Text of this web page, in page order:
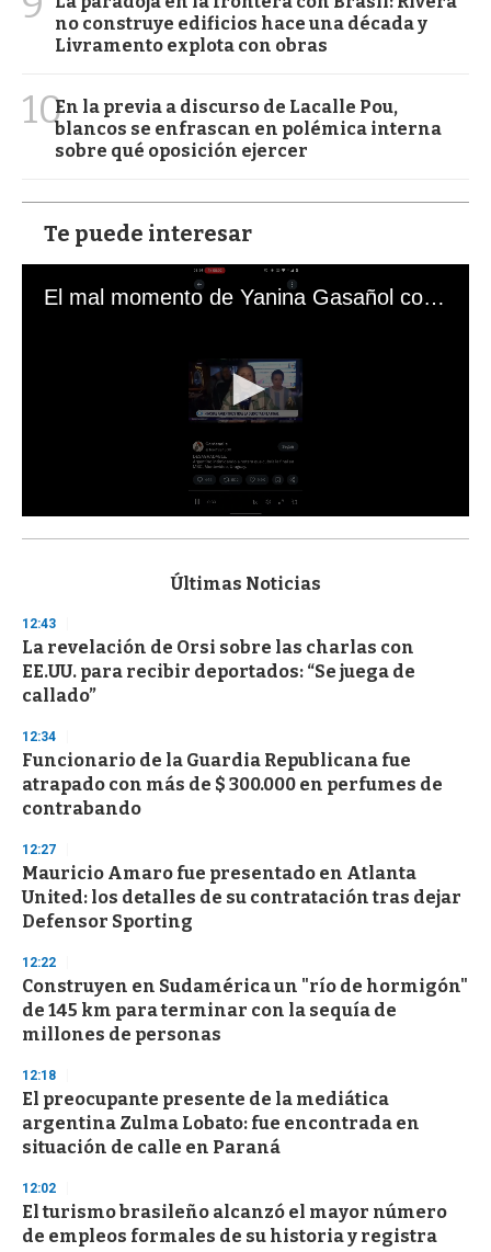
no construye edificios hace una década y
Livramento explota con obras
10En la previa a discurso de Lacalle Pou,
blancos se enfrascan en polémica interna
sobre qué oposición ejercer
Te puede interesar
El mal momento de Yanina Gasañol con un hincha argentino en "Subrayado"
s
d
s
o
f
3
s
e
c
o
n
Últimas Noticias
12:43
La revelación de Orsi sobre las charlas con
EE.UU. para recibir deportados: “Se juega de
callado”
12:34
Funcionario de la Guardia Republicana fue
atrapado con más de $ 300.000 en perfumes de
contrabando
12:27
Mauricio Amaro fue presentado en Atlanta
United: los detalles de su contratación tras dejar
Defensor Sporting
12:22
Construyen en Sudamérica un "río de hormigón"
de 145 km para terminar con la sequía de
millones de personas
12:18
El preocupante presente de la mediática
argentina Zulma Lobato: fue encontrada en
situación de calle en Paraná
12:02
El turismo brasileño alcanzó el mayor número
de empleos formales de su historia y registra